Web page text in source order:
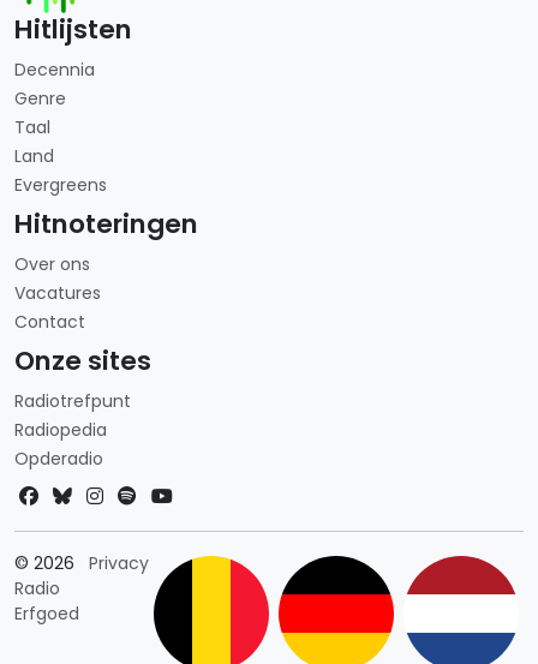
Hitlijsten
Decennia
Genre
Taal
Land
Evergreens
Hitnoteringen
Over ons
Vacatures
Contact
Onze sites
Radiotrefpunt
Radiopedia
Opderadio
© 2026
Radio
Erfgoed
PrivacyLandkeuze